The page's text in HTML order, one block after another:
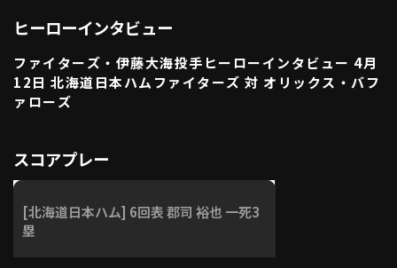
動画を検索（選手・チーム・プレー内容…）
ヒーローインタビュー
ファイターズ・伊藤大海投手ヒーローインタビュー 4月
12日 北海道日本ハムファイターズ 対 オリックス・バフ
ァローズ
スコアプレー
[北海道日本ハム] 6回表 郡司 裕也 一死3
塁